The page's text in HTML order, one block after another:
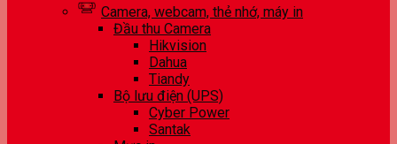
Camera, webcam, thẻ nhớ, máy in
Đầu thu Camera
Hikvision
Dahua
Tiandy
Bộ lưu điện (UPS)
Cyber Power
Santak